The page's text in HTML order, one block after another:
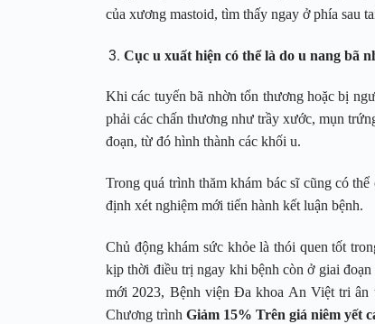
của xương mastoid, tìm thấy ngay ở phía sau
Cục u xuất hiện có thể là do u nang bã
Khi các tuyến bã nhờn tổn thương hoặc bị
phải các chấn thương như trầy xước, mụn
đoạn, từ đó hình thành các khối u.
Trong quá trình thăm khám bác sĩ cũng có
định xét nghiệm mới tiến hành kết luận bệnh.
Chủ động khám sức khỏe là thói quen tốt
kịp thời điều trị ngay khi bệnh còn ở giai
mới 2023, Bệnh viện Đa khoa An Việt tri ân
Chương trình Giảm 15% Trên giá niêm yết